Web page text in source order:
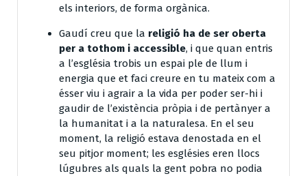
els interiors, de forma orgànica.
Gaudí creu que la religió ha de ser oberta
per a tothom i accessible, i que quan entris
a l’església trobis un espai ple de llum i
energia que et faci creure en tu mateix com a
ésser viu i agrair a la vida per poder ser-hi i
gaudir de l’existència pròpia i de pertànyer a
la humanitat i a la naturalesa. En el seu
moment, la religió estava denostada en el
seu pitjor moment; les esglésies eren llocs
lúgubres als quals la gent pobra no podia